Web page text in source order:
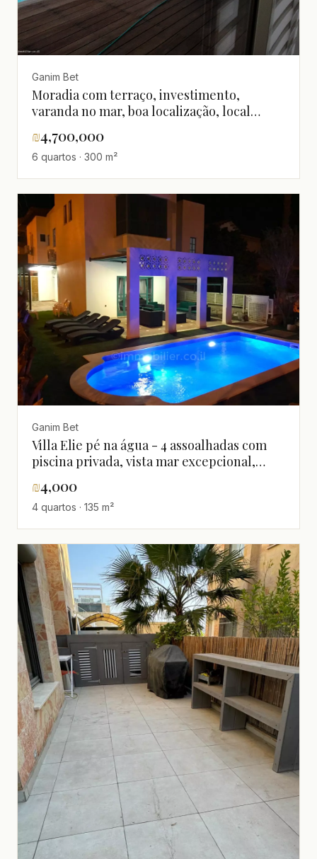
Ganim Bet
Moradia com terraço, investimento,
varanda no mar, boa localização, local
perto do mar, vista mar, não perder,
agradável, bem concebida, clara, espaçosa,
bom negócio, boas orientações, em bom
estado, grande jardim, magnífica
₪4,700,000
6 quartos · 300 m²
Ganim Bet
Villa Elie pé na água - 4 assoalhadas com
piscina privada, vista mar excepcional,
₪4,000
4 quartos · 135 m²